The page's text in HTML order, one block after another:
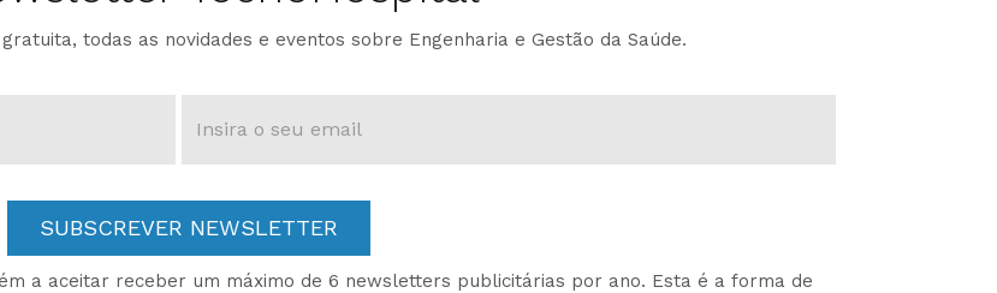
todas as novidades e eventos sobre Engenharia e Gestão da Saúde.
SUBSCREVER NEWSLETTER
a aceitar receber um máximo de 6 newsletters publicitárias por ano. Esta é a forma de